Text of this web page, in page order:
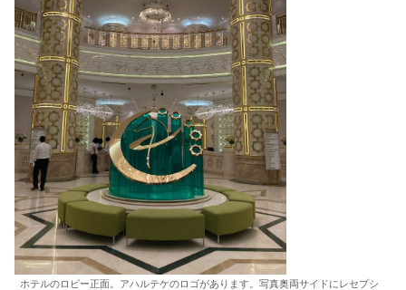
ホテルのロビー正面。アハルテケのロゴがあります。写真奥両サイドにレセプシ